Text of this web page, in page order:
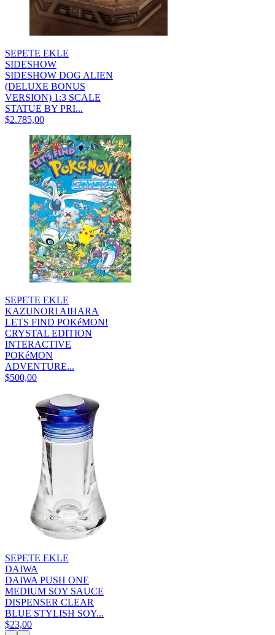
SEPETE EKLE
SIDESHOW
SIDESHOW DOG ALIEN
(DELUXE BONUS
VERSION) 1:3 SCALE
STATUE BY PRI...
$2.785,00
SEPETE EKLE
KAZUNORI AIHARA
LETS FIND POKéMON!
CRYSTAL EDITION
INTERACTIVE
POKéMON
ADVENTURE...
$500,00
SEPETE EKLE
DAIWA
DAIWA PUSH ONE
MEDIUM SOY SAUCE
DISPENSER CLEAR
BLUE STYLISH SOY...
$23,00